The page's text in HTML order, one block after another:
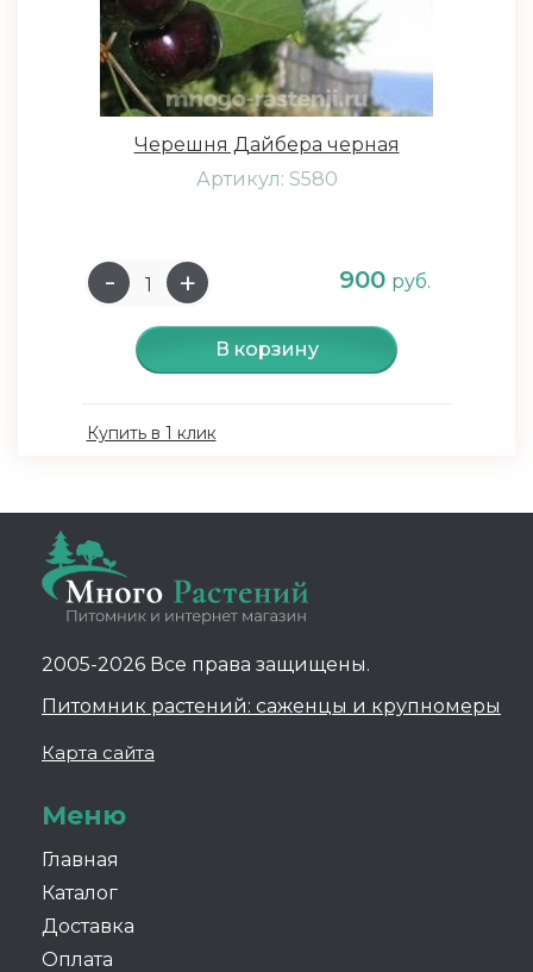
Черешня Дайбера черная
Артикул: S580
900 руб.
В корзину
Купить в 1 клик
2005-2026 Все права защищены.
Питомник растений: саженцы и крупномеры
Карта сайта
Меню
Главная
Каталог
Доставка
Оплата